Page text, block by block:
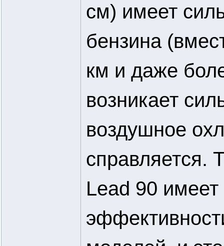
см) имеет
бензина
км и даже
возникает
воздушное
справляется.
Lead 90